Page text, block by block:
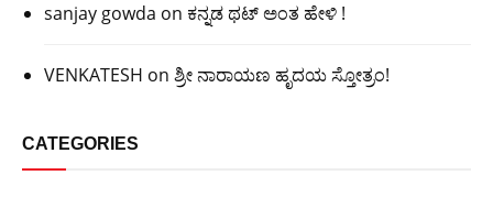
sanjay gowda on ಕನ್ನಡ ಥಟ್ ಅಂತ ಹೇಳಿ !
VENKATESH on ಶ್ರೀ ನಾರಾಯಣ ಹೃದಯ ಸ್ತೋತ್ರಂ!
CATEGORIES